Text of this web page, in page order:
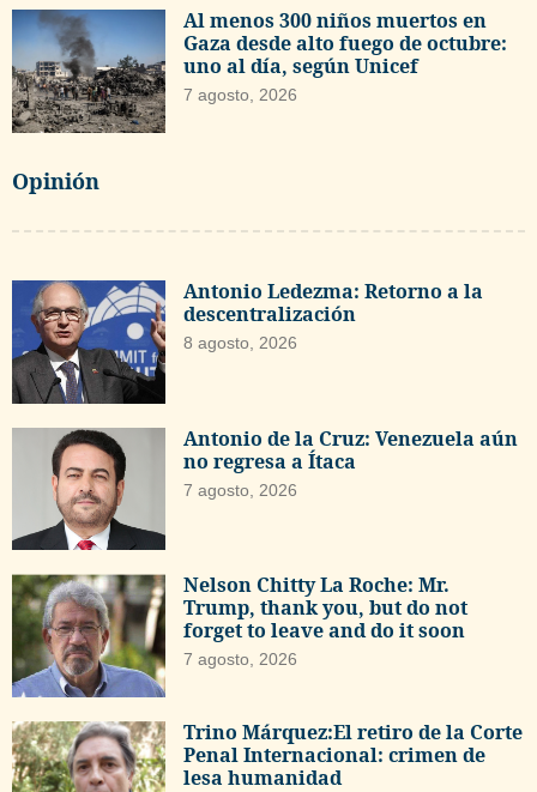
Al menos 300 niños muertos en
Gaza desde alto fuego de octubre:
uno al día, según Unicef
7 agosto, 2026
Opinión
Antonio Ledezma: Retorno a la
descentralización
8 agosto, 2026
Antonio de la Cruz: Venezuela aún
no regresa a Ítaca
7 agosto, 2026
Nelson Chitty La Roche: Mr.
Trump, thank you, but do not
forget to leave and do it soon
7 agosto, 2026
Trino Márquez:El retiro de la Corte
Penal Internacional: crimen de
lesa humanidad